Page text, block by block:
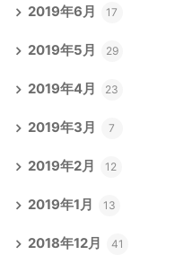
2019年6月 17
2019年5月 29
2019年4月 23
2019年3月 7
2019年2月 12
2019年1月 13
2018年12月 41